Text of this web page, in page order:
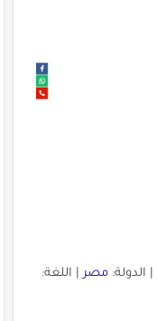
مصر| اللغة: